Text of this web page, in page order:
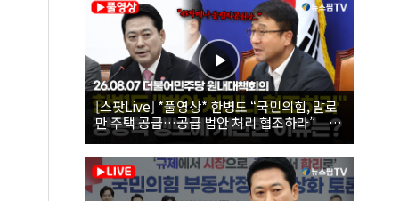
[스팟Live] *풀영상* 한병도 “국민의힘, 말로
만 주택 공급…공급 법안 처리 협조하라”｜
26.08.07 더불어민주당 원내대책회의